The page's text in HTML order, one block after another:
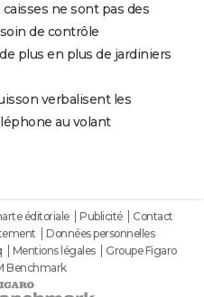
ne sont pas des
de contrôle
plus en plus de jardiniers
verbalisent les
au volant
éditoriale Publicité
Contact
Données personnelles
Mentions légales
Groupe Figaro
Benchmark